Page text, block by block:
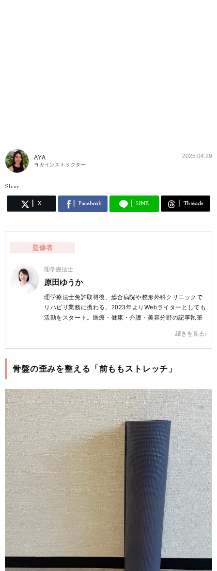
AYA
ヨガインストラクター
2025.04.29
Share
X Facebook LINE Threads
監修者
理学療法士
原田ゆうか
理学療法士免許取得後、総合病院や整形外科クリニックで
リハビリ業務に携わる。2023年よりWebライターとしても
活動をスタート。医療・健康・介護・美容分野の記事執筆
記事を読んだ方が、からだに関する情報を正しく理解し、
明日からの行動を変える後押しができるような文章を心が
原田ゆうか プロフィールへ
続きを見る
骨盤の歪みを整える「前ももストレッチ」